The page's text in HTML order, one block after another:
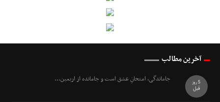
آخرین مطالب
جاماندگی، امتحانِ عشق است و جامانده از اربعین...
5 روز
قبل